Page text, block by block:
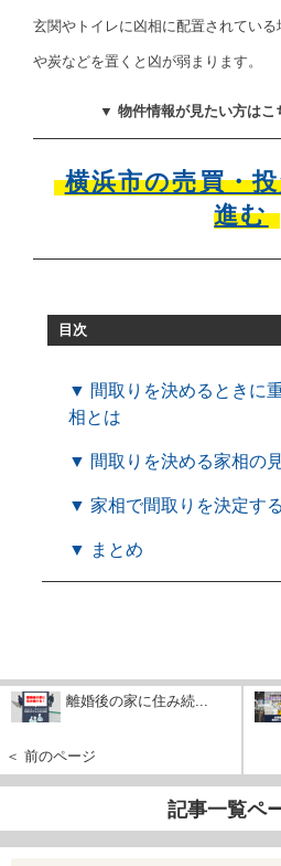
玄関やトイレに凶相に配置されてい
や炭などを置くと凶が弱まります。
▼ 物件情報が見たい方はこ
横浜市の売買・
進む
目次
▼ 間取りを決めるときに
相とは
▼ 間取りを決める家相の
▼ 家相で間取りを決定す
▼ まとめ
離婚後の家に住み続...
＜ 前のページ
記事一覧ペ